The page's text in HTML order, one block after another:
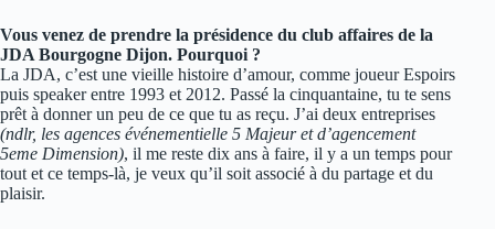
Vous venez de prendre la présidence du club affaires de la
JDA Bourgogne Dijon. Pourquoi ?
La JDA, c’est une vieille histoire d’amour, comme joueur Espoirs
puis speaker entre 1993 et 2012. Passé la cinquantaine, tu te sens
prêt à donner un peu de ce que tu as reçu. J’ai deux entreprises
(ndlr, les agences événementielle 5 Majeur et d’agencement
5eme Dimension), il me reste dix ans à faire, il y a un temps pour
tout et ce temps-là, je veux qu’il soit associé à du partage et du
plaisir.